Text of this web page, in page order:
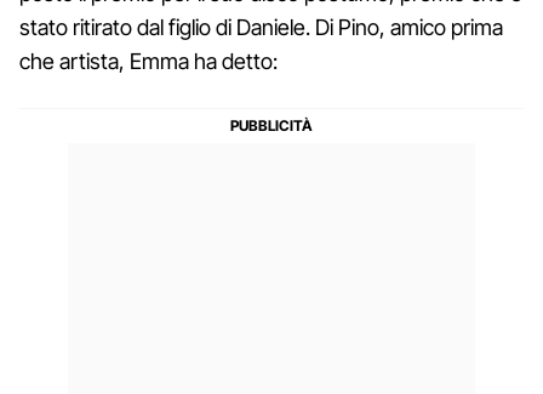
stato ritirato dal figlio di Daniele. Di Pino, amico prima
che artista, Emma ha detto: